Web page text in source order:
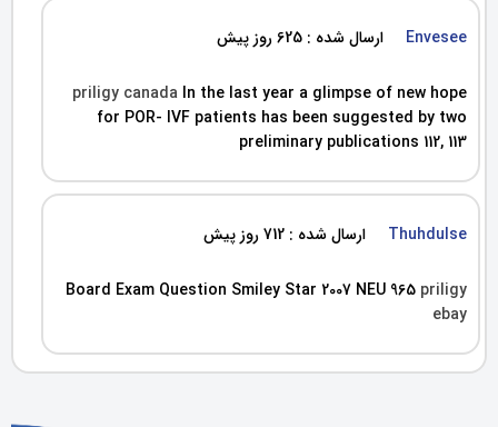
Envesee ارسال شده : 625 روز پیش
priligy canada In the last year a glimpse of new hope
for POR- IVF patients has been suggested by two
preliminary publications 112, 113
Thuhdulse ارسال شده : 712 روز پیش
Board Exam Question Smiley Star 2007 NEU 965 priligy
ebay